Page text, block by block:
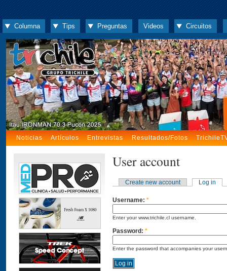
Columna Tips Preguntas Videos Circuitos
Noticias Artículos Entrevistas Resultados/Fotos
User account
Create new account Log in
Username: *
Enter your www.trichile.cl username.
Password: *
Enter the password that accompanies your